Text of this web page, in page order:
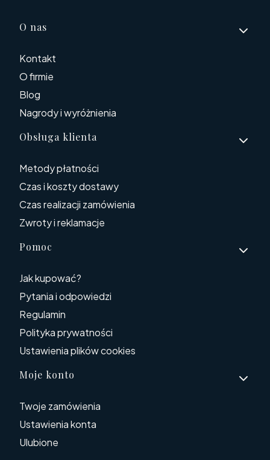
Linki w stopce
O nas
Kontakt
O firmie
Blog
Nagrody i wyróżnienia
Obsługa klienta
Metody płatności
Czas i koszty dostawy
Czas realizacji zamówienia
Zwroty i reklamacje
Pomoc
Jak kupować?
Pytania i odpowiedzi
Regulamin
Polityka prywatności
Ustawienia plików cookies
Moje konto
Twoje zamówienia
Ustawienia konta
Ulubione